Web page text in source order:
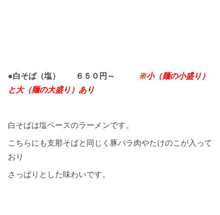
●白そば（塩） ６５０円～
※小（麺の小盛り）
と大（麺の大盛り）あり
白そばは塩ベースのラーメンです。
こちらにも支那そばと同じく豚バラ肉やたけのこが入って
おり
さっぱりとした味わいです。